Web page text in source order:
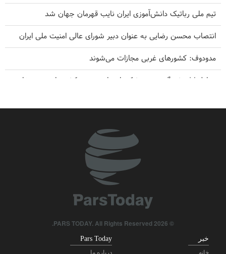
تیم ملی رباتیک دانش‌آموزی ایران نایب قهرمان جهان شد
انتصاب محسن رضایی به عنوان دبیر شورای عالی امنیت ملی ایران
مدودوف: کشورهای غربی مجازات می‌شوند
تحلیل | فروش گسترده موشک‌های پاتریوت به کشورهای عربی خلیج
بقائی: رژیم صهیونیستی بزرگ‌ترین تهدید علیه امنیت منطقه است
انتقاد مجری سرشناس آمریکایی از وعده‌های پوچ ترامپ
© 2026 PARS TODAY. All Rights Reserved.
خبر
خانه
Pars Today
درباره ما